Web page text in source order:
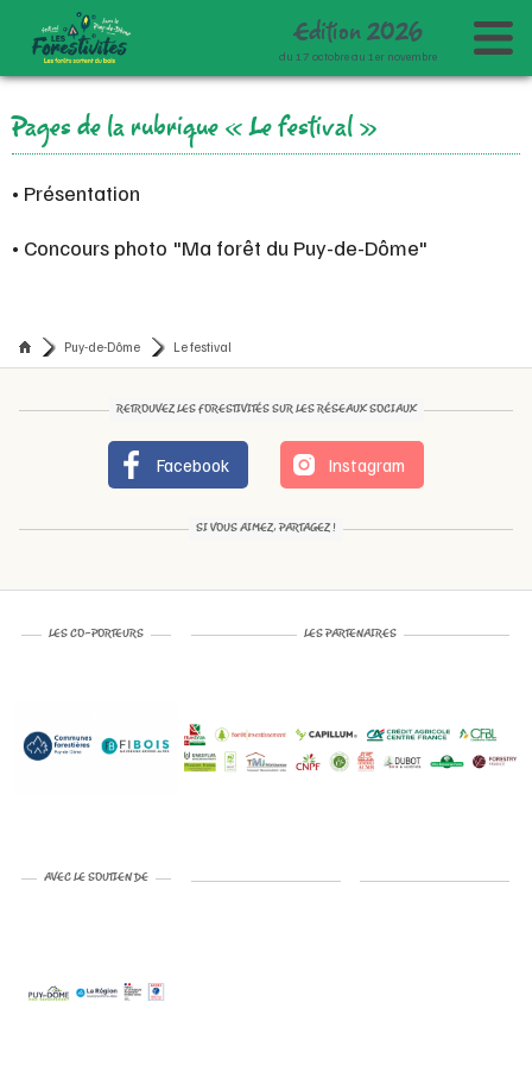
Edition2026
du 17 octobre au 1er novembre
Le festival
Carte des animations
Espace presse
Pages de la rubrique « Le festival »
• Présentation
• Concours photo "Ma forêt du Puy-de-Dôme"
Puy-de-Dôme Le festival
RETROUVEZ LES FORESTIVITÉS SUR LES RÉSEAUX SOCIAUX
Facebook Instagram
SI VOUS AIMEZ, PARTAGEZ !
LES CO-PORTEURS LES PARTENAIRES
AVEC LE SOUTIEN DE